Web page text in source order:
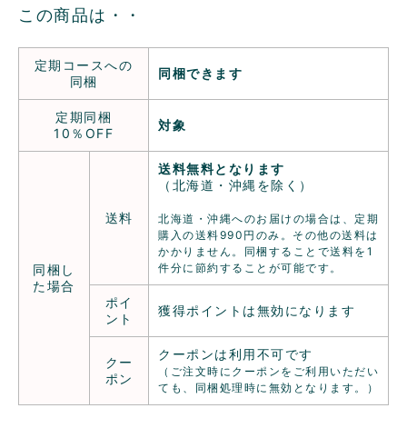
この商品は・・
定期コースへの
同梱
同梱できます
定期同梱
10％OFF
対象
同梱し
た場合
送料
送料無料となります
（北海道・沖縄を除く）
北海道・沖縄へのお届けの場合は、定期
購入の送料990円のみ。その他の送料は
かかりません。同梱することで送料を1
件分に節約することが可能です。
ポイ
ント
獲得ポイントは無効になります
クー
ポン
クーポンは利用不可です
（ご注文時にクーポンをご利用いただい
ても、同梱処理時に無効となります。）